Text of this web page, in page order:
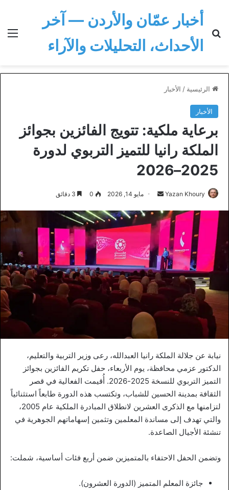
أخبار عمّان والأردن — آخر
الأحداث، التحليلات والآراء
الرئيسية / الأخبار
الأخبار
برعاية ملكية: تتويج الفائزين بجوائز
الملكة رانيا للتميز التربوي لدورة
2025–2026
Yazan Khoury
أرسل
إلكترونيا
مايو 14, 2026 0
نيابة عن جلالة الملكة رانيا العبدالله، رعى وزير التربية والتعليم،
الدكتور عزمي محافظة، يوم الأربعاء، حفل تكريم الفائزين بجوائز
التميز التربوي للنسخة 2025-2026. أُقيمت الفعالية في قصر
الثقافة بمدينة الحسين للشباب، وتكتسب هذه الدورة طابعاً استثنائياً
لتزامنها مع الذكرى العشرين لانطلاق المبادرة الملكية عام 2005،
والتي تهدف إلى مساندة المعلمين وتثمين إسهاماتهم الجوهرية في
تنشئة الأجيال الصاعدة.
وتضمن الحفل الاحتفاء بالمتميزين ضمن أربع فئات أساسية، شملت:
جائزة المعلم المتميز (الدورة العشرون).